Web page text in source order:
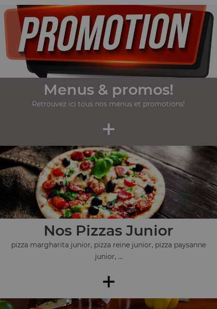
Menus & promos!
Retrouvez ici tous nos menus et promotions!
+
Nos Pizzas Junior
pizza margharita junior, pizza reine junior, pizza paysanne
junior, ...
+